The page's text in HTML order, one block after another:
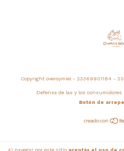
Al navegar por este sitio aceptás el uso de
Copyright overoymiel - 23369901184 -
Defensa de las y los consumidores.
Botón de